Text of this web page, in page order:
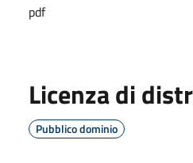
pdf
Licenza di
Pubblico dominio